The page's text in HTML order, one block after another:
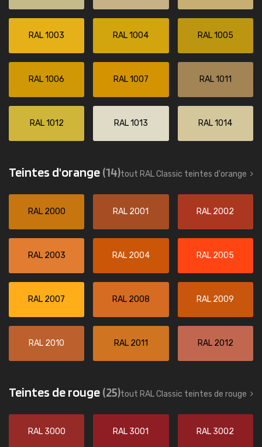
RAL 1003 RAL 1004 RAL 1005
RAL 1006 RAL 1007 RAL 1011
RAL 1012 RAL 1013 RAL 1014
Teintes d'orange(14)tout RAL Classic teintes d'orange
RAL 2000 RAL 2001 RAL 2002
RAL 2003 RAL 2004 RAL 2005
RAL 2007 RAL 2008 RAL 2009
RAL 2010 RAL 2011 RAL 2012
Teintes de rouge(25)tout RAL Classic teintes de rouge
RAL 3000 RAL 3001 RAL 3002